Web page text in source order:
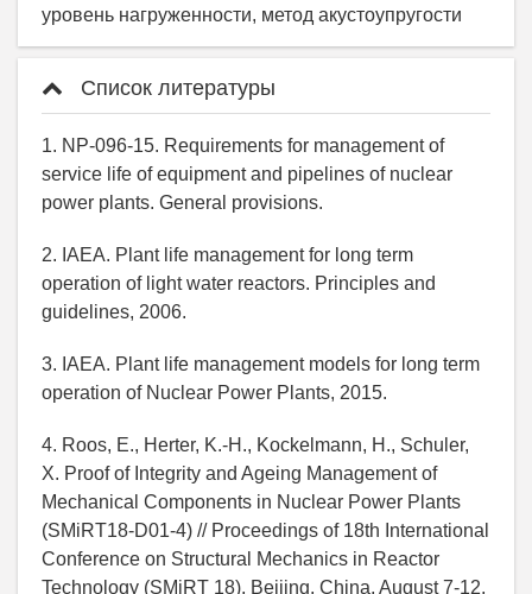
уровень нагруженности, метод акустоупругости
Список литературы
1. NP-096-15. Requirements for management of
service life of equipment and pipelines of nuclear
power plants. General provisions.
2. IAEA. Plant life management for long term
operation of light water reactors. Principles and
guidelines, 2006.
3. IAEA. Plant life management models for long term
operation of Nuclear Power Plants, 2015.
4. Roos, E., Herter, K.-H., Kockelmann, H., Schuler,
X. Proof of Integrity and Ageing Management of
Mechanical Components in Nuclear Power Plants
(SMiRT18-D01-4) // Proceedings of 18th International
Conference on Structural Mechanics in Reactor
Technology (SMiRT 18), Beijing, China, August 7-12,